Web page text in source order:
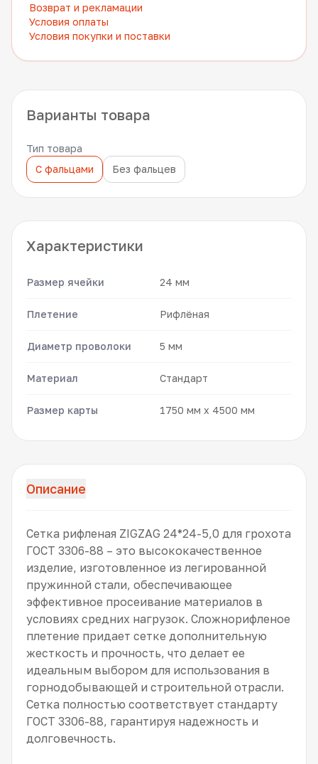
Возврат и рекламации
Условия оплаты
Условия покупки и поставки
Варианты товара
Тип товара
С фальцами
Без фальцев
Характеристики
Размер ячейки 24 мм
Плетение Рифлёная
Диаметр проволоки 5 мм
Материал Стандарт
Размер карты 1750 мм x 4500 мм
Описание
Сетка рифленая ZIGZAG 24*24-5,0 для грохота
ГОСТ 3306-88 – это высококачественное
изделие, изготовленное из легированной
пружинной стали, обеспечивающее
эффективное просеивание материалов в
условиях средних нагрузок. Сложнорифленое
плетение придает сетке дополнительную
жесткость и прочность, что делает ее
идеальным выбором для использования в
горнодобывающей и строительной отрасли.
Сетка полностью соответствует стандарту
ГОСТ 3306-88, гарантируя надежность и
долговечность.